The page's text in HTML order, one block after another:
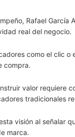
Rafael García
real del negocio.
como el clic
compra.
valor requiere
tradicionales
visión al señalar
marca.